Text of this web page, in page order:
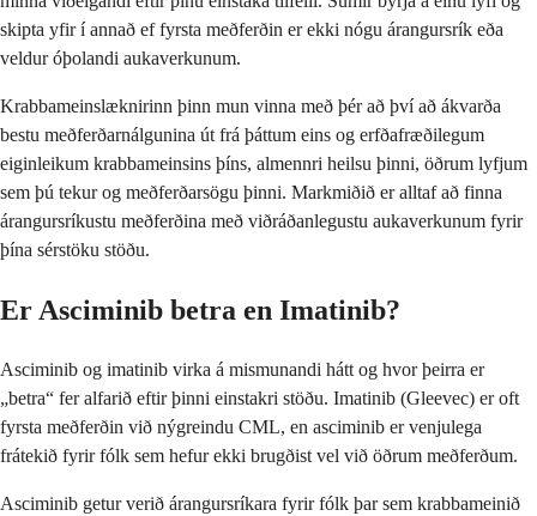
skipta yfir í annað ef fyrsta meðferðin er ekki nógu árangursrík eða
veldur óþolandi aukaverkunum.
Krabbameinslæknirinn þinn mun vinna með þér að því að ákvarða
bestu meðferðarnálgunina út frá þáttum eins og erfðafræðilegum
eiginleikum krabbameinsins þíns, almennri heilsu þinni, öðrum lyfjum
sem þú tekur og meðferðarsögu þinni. Markmiðið er alltaf að finna
árangursríkustu meðferðina með viðráðanlegustu aukaverkunum fyrir
þína sérstöku stöðu.
Er Asciminib betra en Imatinib?
Asciminib og imatinib virka á mismunandi hátt og hvor þeirra er
„betra“ fer alfarið eftir þinni einstakri stöðu. Imatinib (Gleevec) er oft
fyrsta meðferðin við nýgreindu CML, en asciminib er venjulega
frátekið fyrir fólk sem hefur ekki brugðist vel við öðrum meðferðum.
Asciminib getur verið árangursríkara fyrir fólk þar sem krabbameinið